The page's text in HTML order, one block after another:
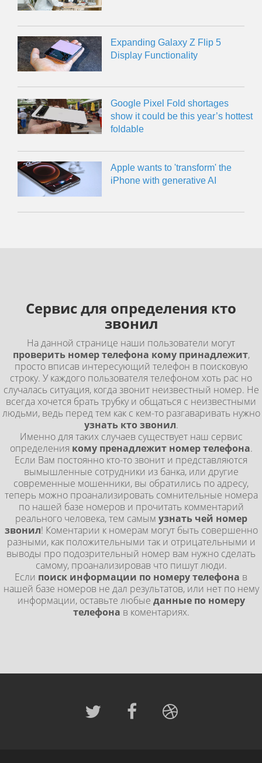
Expanding Galaxy Z Flip 5
Display Functionality
Google Pixel Fold shortages
show it could be this year’s hottest
foldable
Apple wants to 'transform' the
iPhone with generative AI
Сервис для определения кто
звонил
На данной странице наши пользователи могут
проверить номер телефона кому принадлежит,
просто вписав интересующий телефон в поисковую
строку. У каждого пользователя телефоном хоть рас но
случалась ситуация, когда звонит неизвестный номер. Не
всегда хочется брать трубку и общаться с неизвестными
людьми, ведь перед тем как с кем-то разгаваривать нужно
узнать кто звонил.
Именно для таких случаев существует наш сервис
определения кому пренадлежит номер телефона.
Если Вам постоянно кто-то звонит и представляются
вымышленные сотрудники из банка, или другие
современные мошенники, вы обратились по адресу,
теперь можно проанализировать сомнительные номера
по нашей базе номеров и прочитать комментарий
реального человека, тем самым узнать чей номер
звонил! Коментарии к номерам могут быть совершенно
разными, как положительными так и отрицательными и
выводы про подозрительный номер вам нужно сделать
самому, проанализировав что пишут люди.
Если поиск информации по номеру телефона в
нашей базе номеров не дал результатов, или нет по нему
информации, оставьте любые данные по номеру
телефона в коментариях.